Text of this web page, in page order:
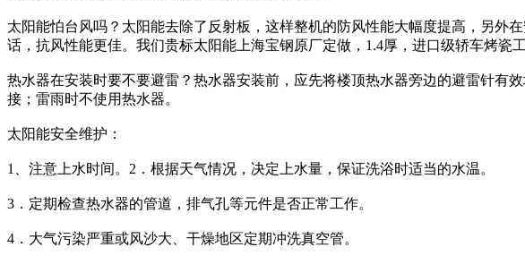
太阳能怕台风吗？太阳能去除了反射板，这样整机的防风性能大幅度提高，另外
话，抗风性能更佳。我们贵标太阳能上海宝钢原厂定做，1.4厚，进口级轿车烤瓷
热水器在安装时要不要避雷？热水器安装前，应先将楼顶热水器旁边的避雷针有
接；雷雨时不使用热水器。
太阳能安全维护：
1、注意上水时间。2．根据天气情况，决定上水量，保证洗浴时适当的水温。
3．定期检查热水器的管道，排气孔等元件是否正常工作。
4．大气污染严重或风沙大、干燥地区定期冲洗真空管。